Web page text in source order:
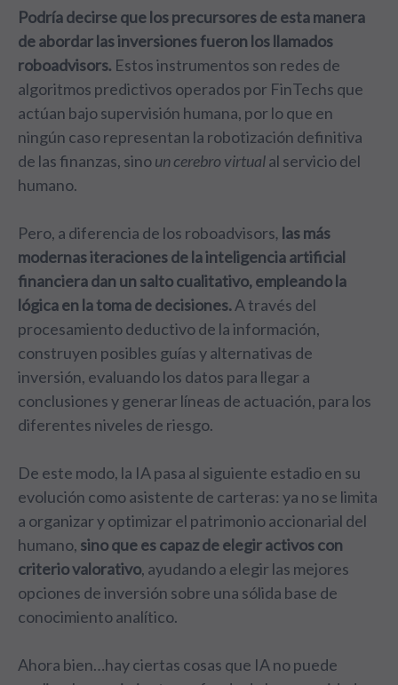
Podría decirse que los precursores de esta manera
de abordar las inversiones fueron los llamados
roboadvisors. Estos instrumentos son redes de
algoritmos predictivos operados por FinTechs que
actúan bajo supervisión humana, por lo que en
ningún caso representan la robotización definitiva
de las finanzas, sinoun cerebro virtualal servicio del
humano.
Pero, a diferencia de los roboadvisors, las más
modernas iteraciones de la inteligencia artificial
financiera dan un salto cualitativo, empleando la
lógica en la toma de decisiones.A través del
procesamiento deductivo de la información,
construyen posibles guías y alternativas de
inversión, evaluando los datos para llegar a
conclusiones y generar líneas de actuación, para los
diferentes niveles de riesgo.
De este modo, la IA pasa al siguiente estadio en su
evolución como asistente de carteras: ya no se limita
a organizar y optimizar el patrimonio accionarial del
humano, sino que es capaz de elegir activos con
criterio valorativo, ayudando a elegir las mejores
opciones de inversión sobre una sólida base de
conocimiento analítico.
Ahora bien…hay ciertas cosas que IA no puede